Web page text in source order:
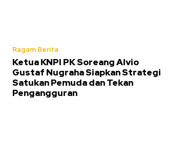
Ragam Berita
Ketua KNPI PK Soreang Alvio
Gustaf Nugraha Siapkan Strategi
Satukan Pemuda dan Tekan
Pengangguran